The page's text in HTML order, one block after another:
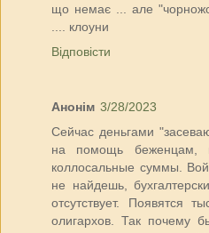
що немає ... але
.... клоуни
Відповісти
Анонім 3/28/2023
Сейчас деньгами
на помощь беженцам,
коллосальные суммы.
не найдешь,
отсутствует. Появятся
олигархов. Так почему